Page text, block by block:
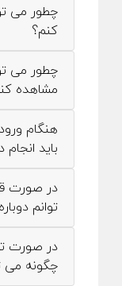
چطور می
کنم؟
چطور می
مشاهده
هنگام
باید
در صورت
توانم
در صورت
چگونه می